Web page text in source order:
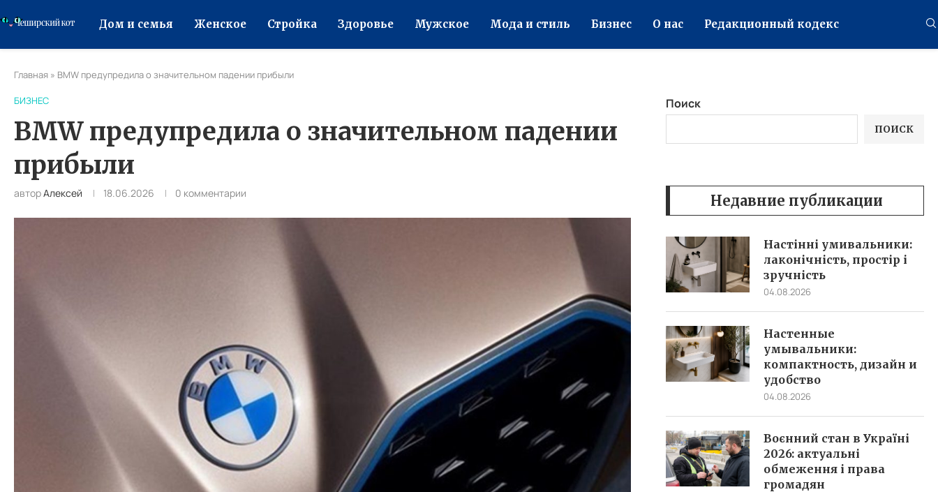
Дом и семья Женское Стройка Здоровье Мужское Мода и стиль Бизнес О нас Редакционный кодекс
Главная » BMW предупредила о значительном падении прибыли
БИЗНЕС
BMW предупредила о значительном падении
прибыли
авторАлексей 18.06.2026 0 комментарии
Поиск
ПОИСК
Недавние публикации
Настінні умивальники:
лаконічність, простір і
зручність
04.08.2026
Настенные
умывальники:
компактность, дизайн и
удобство
04.08.2026
Воєнний стан в Україні
2026: актуальні
обмеження і права
громадян